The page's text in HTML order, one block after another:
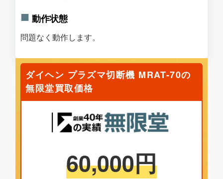
動作状態
問題なく動作します。
ダイヘン プラズマ切断機 MRAT-70の
無限堂買取価格
60,000円